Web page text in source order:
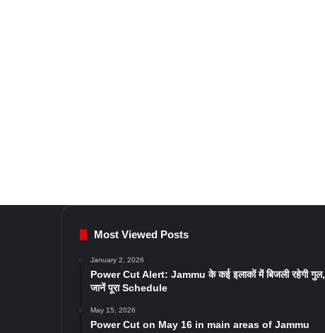
Most Viewed Posts
January 2, 2026
Power Cut Alert: Jammu के कई इलाकों में बिजली रहेगी गुल,
जानें पूरा Schedule
May 15, 2026
Power Cut on May 16 in main areas of Jammu